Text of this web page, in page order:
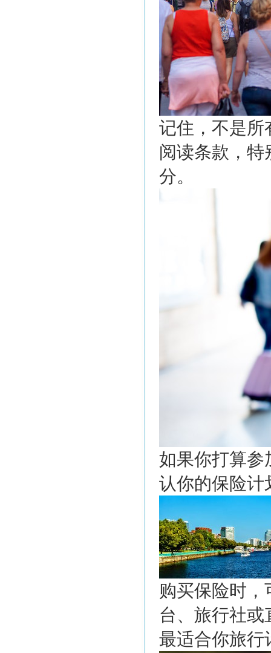
记住，不是所
阅读条款，
分。
如果你打算参
认你的保险计
购买保险时
台、旅行社
最适合你旅行